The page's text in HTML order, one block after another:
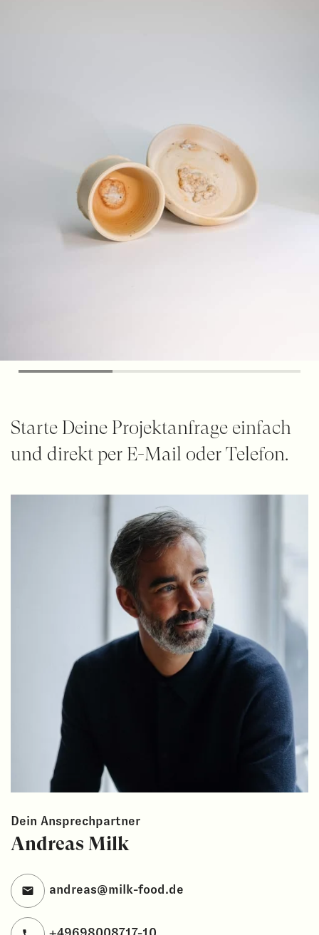
Starte Deine Projektanfrage einfach
und direkt per E-Mail oder Telefon.
Dein Ansprechpartner
Andreas Milk
andreas@milk-food.de